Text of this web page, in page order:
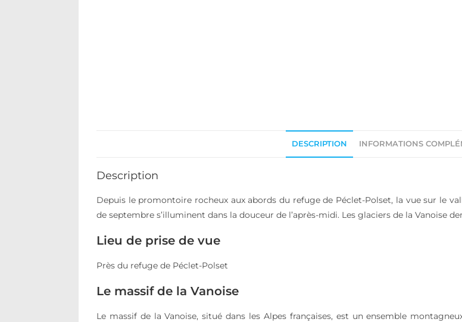
DESCRIPTION INFORMATIONS
Description
Depuis le promontoire rocheux aux abords du refuge de Péclet-Polset, la vue sur le
de septembre s’illuminent dans la douceur de l’après-midi. Les glaciers de la Vanoise
Lieu de prise de vue
Près du refuge de Péclet-Polset
Le massif de la Vanoise
Le massif de la Vanoise, situé dans les Alpes françaises, est un ensemble